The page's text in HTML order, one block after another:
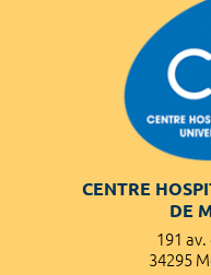
CENTRE
DE
191
34295